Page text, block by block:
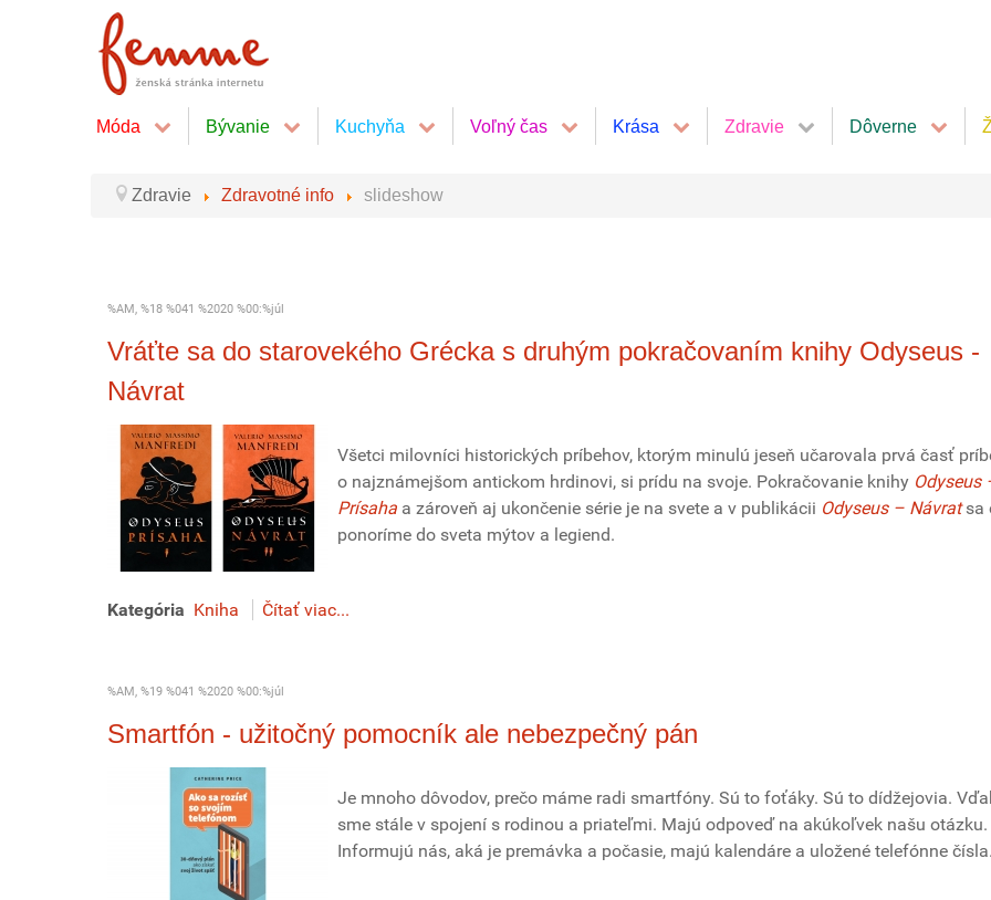
Móda Bývanie Kuchyňa Voľný čas Krása Zdravie Dôverne
Zdravie Zdravotné info slideshow
%AM, %18 %041 %2020 %00:%júl
Vráťte sa do starovekého Grécka s druhým pokračovaním knihy Odyseus -
Návrat
Všetci milovníci historických príbehov, ktorým minulú jeseň učarovala prvá časť
o najznámejšom antickom hrdinovi, si prídu na svoje. Pokračovanie knihy Odyseus
Prísaha a zároveň aj ukončenie série je na svete a v publikácii Odyseus – Návratsa
ponoríme do sveta mýtov a legiend.
Kategória Kniha Čítať viac...
%AM, %19 %041 %2020 %00:%júl
Smartfón - užitočný pomocník ale nebezpečný pán
Je mnoho dôvodov, prečo máme radi smartfóny. Sú to foťáky. Sú to dídžejovia.
sme stále v spojení s rodinou a priateľmi. Majú odpoveď na akúkoľvek našu otázku.
Informujú nás, aká je premávka a počasie, majú kalendáre a uložené telefónne čísla.